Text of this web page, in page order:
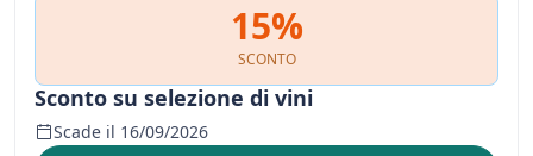
15%
SCONTO
Sconto su selezione di vini
Scade il 16/09/2026